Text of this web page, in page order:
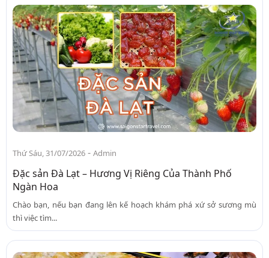
Thứ Sáu, 31/07/2026 - Admin
Đặc sản Đà Lạt – Hương Vị Riêng Của Thành Phố
Ngàn Hoa
Chào bạn, nếu bạn đang lên kế hoạch khám phá xứ sở sương mù
thì việc tìm...